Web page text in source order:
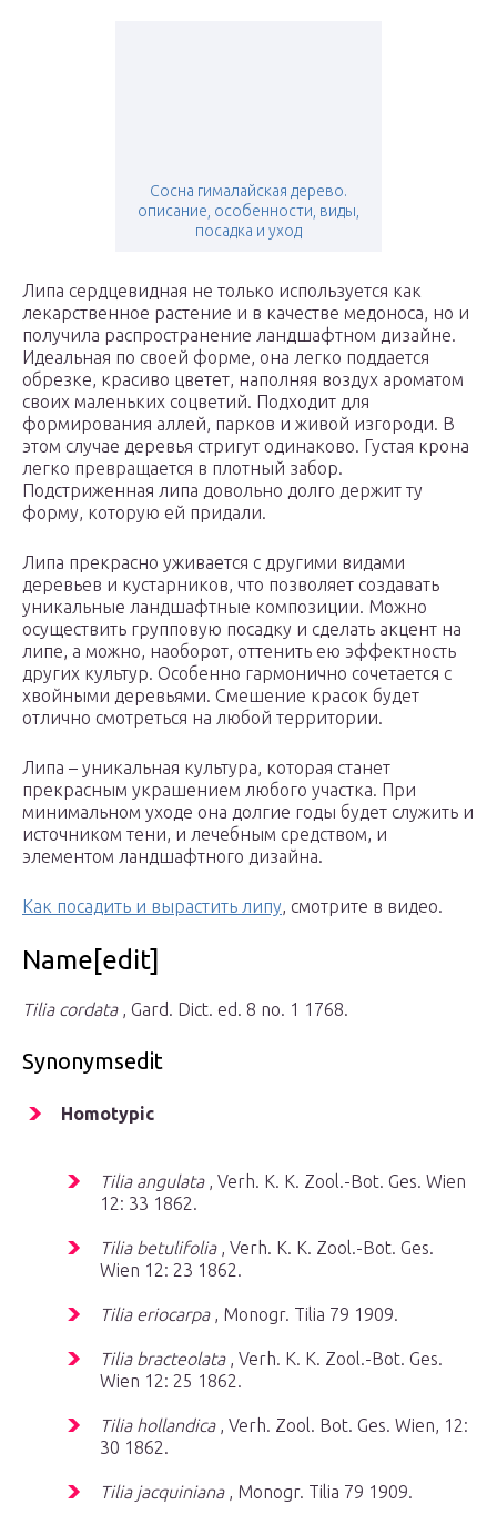
Сосна гималайская дерево.
описание, особенности, виды,
посадка и уход
Липа сердцевидная не только используется как
лекарственное растение и в качестве медоноса, но и
получила распространение ландшафтном дизайне.
Идеальная по своей форме, она легко поддается
обрезке, красиво цветет, наполняя воздух ароматом
своих маленьких соцветий. Подходит для
формирования аллей, парков и живой изгороди. В
этом случае деревья стригут одинаково. Густая крона
легко превращается в плотный забор.
Подстриженная липа довольно долго держит ту
форму, которую ей придали.
Липа прекрасно уживается с другими видами
деревьев и кустарников, что позволяет создавать
уникальные ландшафтные композиции. Можно
осуществить групповую посадку и сделать акцент на
липе, а можно, наоборот, оттенить ею эффектность
других культур. Особенно гармонично сочетается с
хвойными деревьями. Смешение красок будет
отлично смотреться на любой территории.
Липа – уникальная культура, которая станет
прекрасным украшением любого участка. При
минимальном уходе она долгие годы будет служить и
источником тени, и лечебным средством, и
элементом ландшафтного дизайна.
Как посадить и вырастить липу, смотрите в видео.
Name[edit]
Tilia cordata, Gard. Dict. ed. 8 no. 1 1768.
Synonymsedit
Homotypic
Tilia angulata, Verh. K. K. Zool.-Bot. Ges. Wien
12: 33 1862.
Tilia betulifolia, Verh. K. K. Zool.-Bot. Ges.
Wien 12: 23 1862.
Tilia eriocarpa, Monogr. Tilia 79 1909.
Tilia bracteolata, Verh. K. K. Zool.-Bot. Ges.
Wien 12: 25 1862.
Tilia hollandica, Verh. Zool. Bot. Ges. Wien, 12:
30 1862.
Tilia jacquiniana, Monogr. Tilia 79 1909.